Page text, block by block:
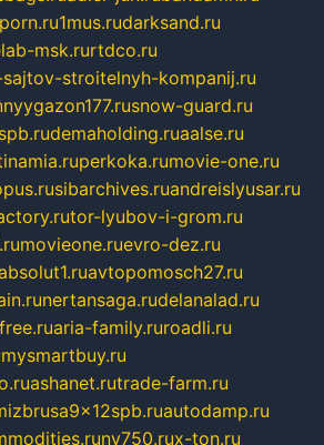
1mus.rudarksand.ru
msk.rurtdco.ru
stroitelnyh-kompanij.ru
snow-guard.ru
demaholding.ruaalse.ru
perkoka.rumovie-one.ru
sibarchives.ruandreislyusar.ru
tor-lyubov-i-grom.ru
movieone.ruevro-dez.ru
avtopomosch27.ru
nertansaga.rudelanalad.ru
aria-family.ruroadli.ru
mysmartbuy.ru
ashanet.rutrade-farm.ru
autodamp.ru
nv750.rux-ton.ru